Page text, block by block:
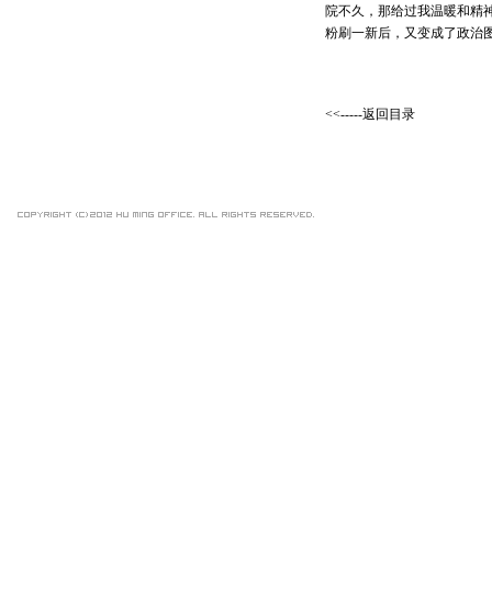
院不久，那给过我温暖和精
粉刷一新后，又变成了政治
<<-----返回目录